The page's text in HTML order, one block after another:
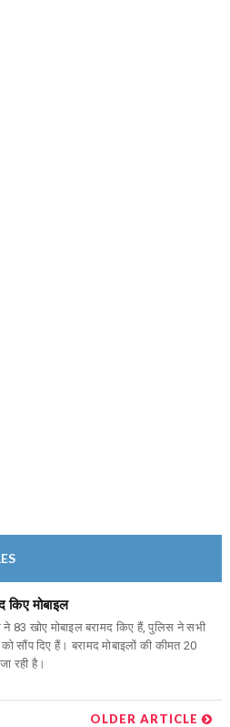
किए मोबाइल
ने 83 खोए मोबाइल बरामद किए हैं, पुलिस ने सभी
को सौंप दिए हैं। बरामद मोबाइलों की कीमत 20
रही है।
OLDER ARTICLE